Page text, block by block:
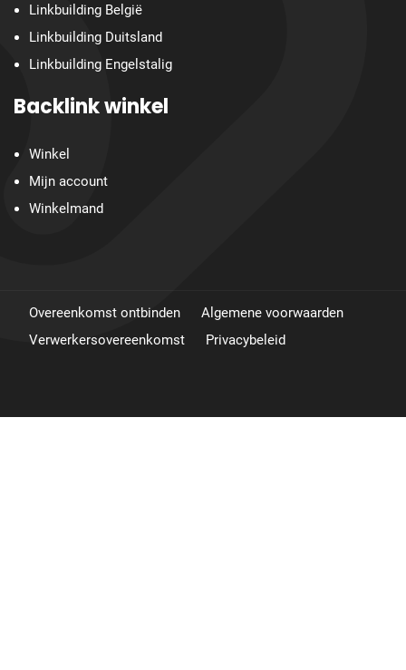
Linkbuilding België
Linkbuilding Duitsland
Linkbuilding Engelstalig
Backlink winkel
Winkel
Mijn account
Winkelmand
Overeenkomst ontbinden
Algemene voorwaarden
Verwerkersovereenkomst
Privacybeleid